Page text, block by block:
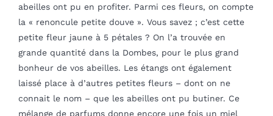
abeilles ont pu en profiter. Parmi ces fleurs, on compte
la « renoncule petite douve ». Vous savez ; c’est cette
petite fleur jaune à 5 pétales ? On l’a trouvée en
grande quantité dans la Dombes, pour le plus grand
bonheur de vos abeilles. Les étangs ont également
laissé place à d’autres petites fleurs – dont on ne
connait le nom – que les abeilles ont pu butiner. Ce
mélange de parfums donne encore une fois un miel